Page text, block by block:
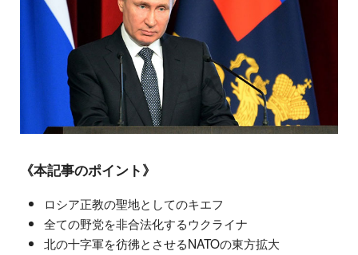
《本記事のポイント》
ロシア正教の聖地としてのキエフ
全ての野党を非合法化するウクライナ
北の十字軍を彷彿とさせるNATOの東方拡大